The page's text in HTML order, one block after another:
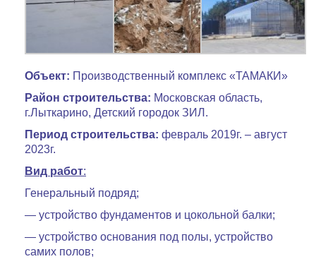
Объект: Производственный комплекс «ТАМАКИ»
Район строительства: Московская область,
г.Лыткарино, Детский городок ЗИЛ.
Период строительства: февраль 2019г. – август
2023г.
Вид работ:
Генеральный подряд;
— устройство фундаментов и цокольной балки;
— устройство основания под полы, устройство
самих полов;